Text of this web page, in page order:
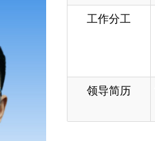
工作分工
领导简历